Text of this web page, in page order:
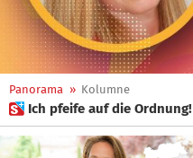
Panorama » Kolumne
 Ich pfeife auf die Ordnung!